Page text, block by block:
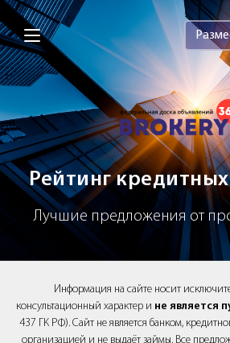
Brokery365 - Рейтинг
Рейтинг
Лучшие предложения от
Информация на сайте носит
консультационный характер и не является
437 ГК РФ). Сайт не является банком,
организацией и не выдаёт займы. Все